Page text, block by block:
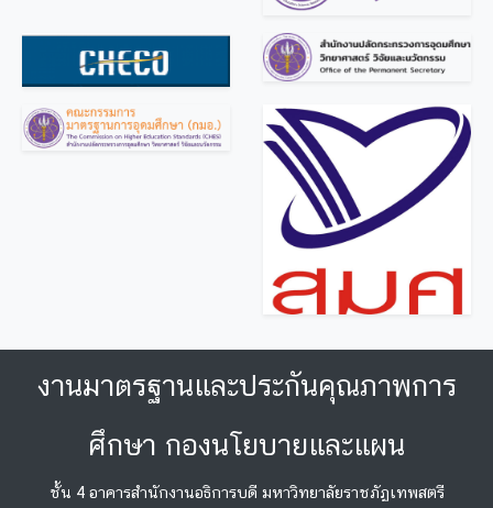
งานมาตรฐานและประกันคุณภาพการ
ศึกษา กองนโยบายและแผน
ชั้น 4 อาคารสำนักงานอธิการบดี มหาวิทยาลัยราชภัฏเทพสตรี